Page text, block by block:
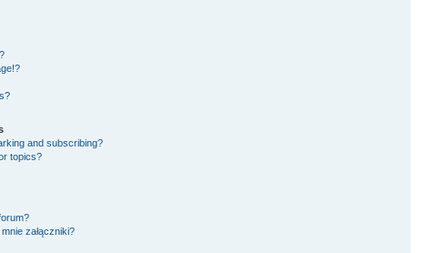
and subscribing?
topics?
załączniki?